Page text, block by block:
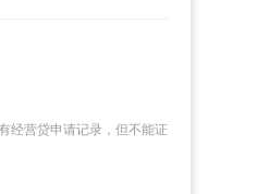
经营贷申请记录，但不能证